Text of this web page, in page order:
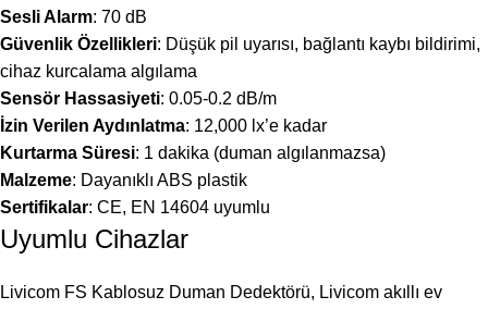
Sesli Alarm: 70 dB
Güvenlik Özellikleri: Düşük pil uyarısı, bağlantı kaybı bildirimi,
cihaz kurcalama algılama
Sensör Hassasiyeti: 0.05-0.2 dB/m
İzin Verilen Aydınlatma: 12,000 lx’e kadar
Kurtarma Süresi: 1 dakika (duman algılanmazsa)
Malzeme: Dayanıklı ABS plastik
Sertifikalar: CE, EN 14604 uyumlu
Uyumlu Cihazlar
Livicom FS Kablosuz Duman Dedektörü, Livicom akıllı ev